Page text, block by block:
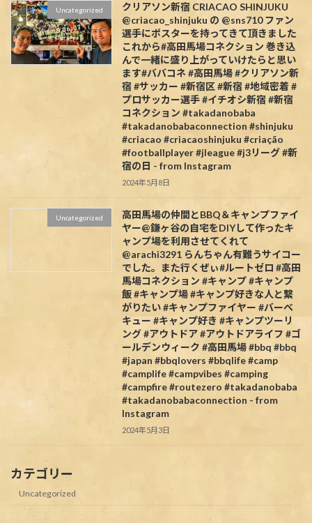
Uncategorized
クリアソン新宿 CRIACAO SHINJUKU
@criacao_shinjuku の @sns710 ファン
選手にポスターを持ってきて頂きました️
これから#高田馬場コネクション 巻き込
んで一緒に盛り上がっていけたらと思い
ます#ババコネ #高田馬場 #クリアソン新
宿 #サッカー #新宿区 #新宿 #地域密着 #
プロサッカー選手 #イチオシ新宿 #新宿
コネクション #takadanobaba
#takadanobabaconnection #shinjuku
#criacao #criacaoshinjuku #criação
#footballplayer #jleague #j3リーグ #新
宿の日 - from Instagram
2024年5月8日
Uncategorized
高田馬場の仲間とBBQ＆キャンプファイ
ヤー@鎌ヶ谷の自宅をDIYして作ったキ
ャンプ場を利用させてくれて
@arachi3291 らんちゃん有難うサイコー
でした。また行くぜぃ#ルートゼロ #高田
馬場コネクション #キャンプ #キャンプ
飯 #キャンプ場 #キャンプ好きな人と繋
がりたい #キャンプファイヤー #バーベ
キュー #キャンプ好き #キャンプツーリ
ング #アウトドア #アウトドアライフ #ゴ
ールデンウィーク #高田馬場 #bbq #bbq
#japan #bbqlovers #bbqlife #camp
#camplife #campvibes #camping
#campfire #routezero #takadanobaba
#takadanobabaconnection - from
Instagram
2024年5月3日
カテゴリー
Uncategorized